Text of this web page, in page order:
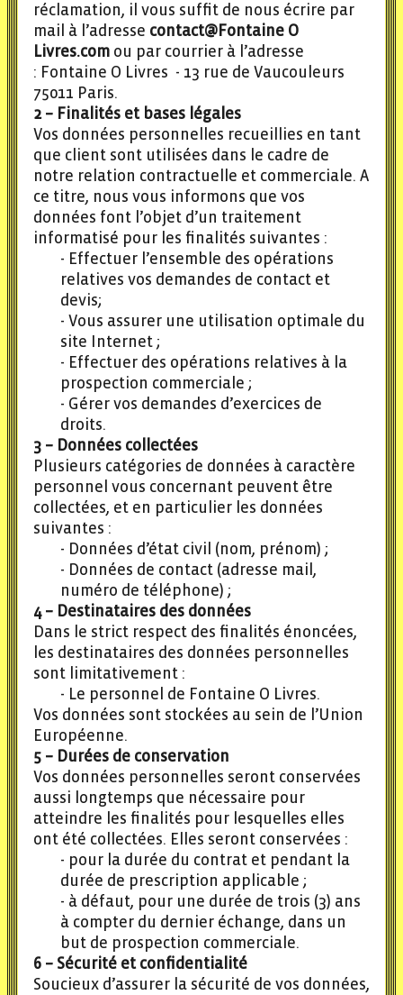
réclamation, il vous suffit de nous écrire par
mail à l’adresse contact@Fontaine O
Livres.com ou par courrier à l’adresse
: Fontaine O Livres - 13 rue de Vaucouleurs
75011 Paris.
2 – Finalités et bases légales
Vos données personnelles recueillies en tant
que client sont utilisées dans le cadre de
notre relation contractuelle et commerciale. A
ce titre, nous vous informons que vos
données font l’objet d’un traitement
informatisé pour les finalités suivantes :
Effectuer l’ensemble des opérations
relatives vos demandes de contact et
devis;
Vous assurer une utilisation optimale du
site Internet ;
Effectuer des opérations relatives à la
prospection commerciale ;
Gérer vos demandes d’exercices de
droits.
3 – Données collectées
Plusieurs catégories de données à caractère
personnel vous concernant peuvent être
collectées, et en particulier les données
suivantes :
Données d’état civil (nom, prénom) ;
Données de contact (adresse mail,
numéro de téléphone) ;
4 – Destinataires des données
Dans le strict respect des finalités énoncées,
les destinataires des données personnelles
sont limitativement :
Le personnel de Fontaine O Livres.
Vos données sont stockées au sein de l’Union
Européenne.
5 – Durées de conservation
Vos données personnelles seront conservées
aussi longtemps que nécessaire pour
atteindre les finalités pour lesquelles elles
ont été collectées. Elles seront conservées :
pour la durée du contrat et pendant la
durée de prescription applicable ;
à défaut, pour une durée de trois (3) ans
à compter du dernier échange, dans un
but de prospection commerciale.
6 – Sécurité et confidentialité
Soucieux d’assurer la sécurité de vos données,